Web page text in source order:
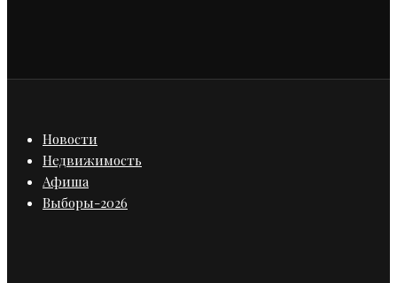
Новости
Недвижимость
Афиша
Выборы-2026